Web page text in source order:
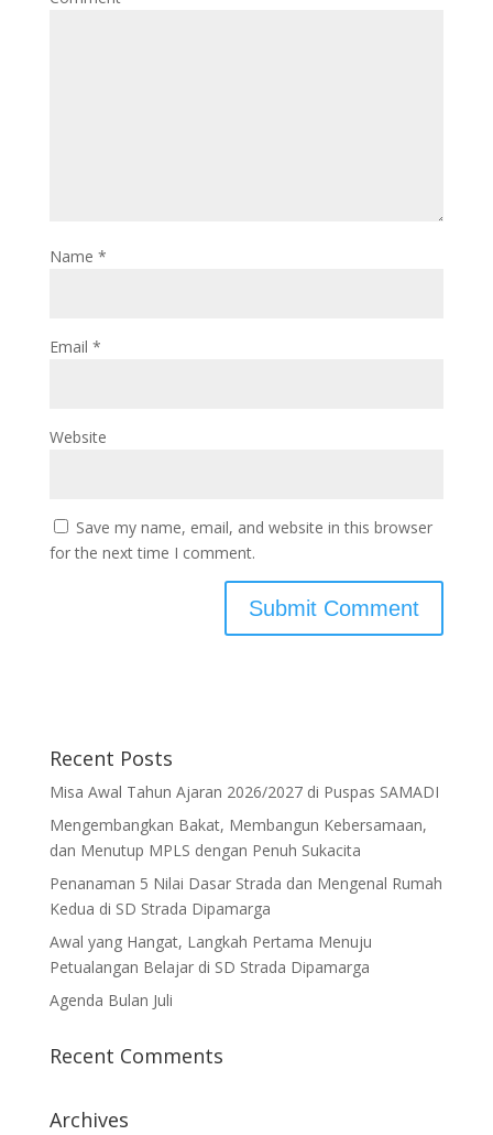
Name *
Email *
Website
Save my name, email, and website in this browser
for the next time I comment.
Recent Posts
Misa Awal Tahun Ajaran 2026/2027 di Puspas SAMADI
Mengembangkan Bakat, Membangun Kebersamaan,
dan Menutup MPLS dengan Penuh Sukacita
Penanaman 5 Nilai Dasar Strada dan Mengenal Rumah
Kedua di SD Strada Dipamarga
Awal yang Hangat, Langkah Pertama Menuju
Petualangan Belajar di SD Strada Dipamarga
Agenda Bulan Juli
Recent Comments
Archives